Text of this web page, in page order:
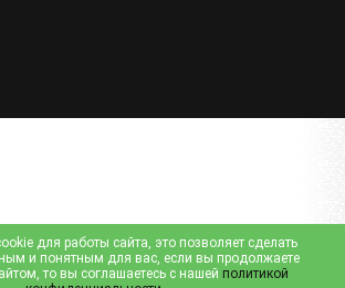
для работы сайта, это позволяет сделать
и понятным для вас, если вы продолжаете
то вы соглашаетесь с нашей политикой